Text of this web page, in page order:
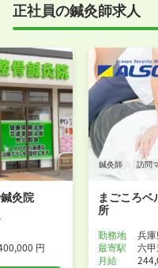
正社員の鍼灸師求人
灸院
円
鍼灸師 訪問
まごころ
所
勤務地
兵
最寄駅
六
月給